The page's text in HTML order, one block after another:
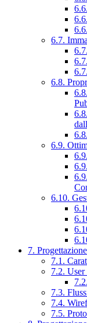
6.7.
6.8.
6.9.
6.10.
7.
7.1.
7.2. User
7.3.
7.4.
7.5.